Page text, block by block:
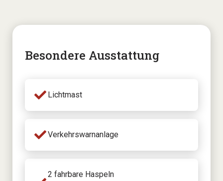
Besondere Ausstattung
Lichtmast
Verkehrswarnanlage
2 fahrbare Haspeln